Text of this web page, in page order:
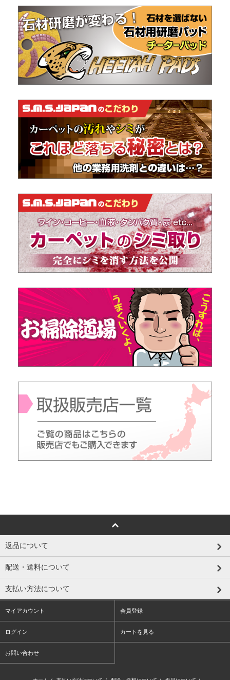
返品について
配送・送料について
支払い方法について
マイアカウント 会員登録
ログイン カートを見る
お問い合わせ